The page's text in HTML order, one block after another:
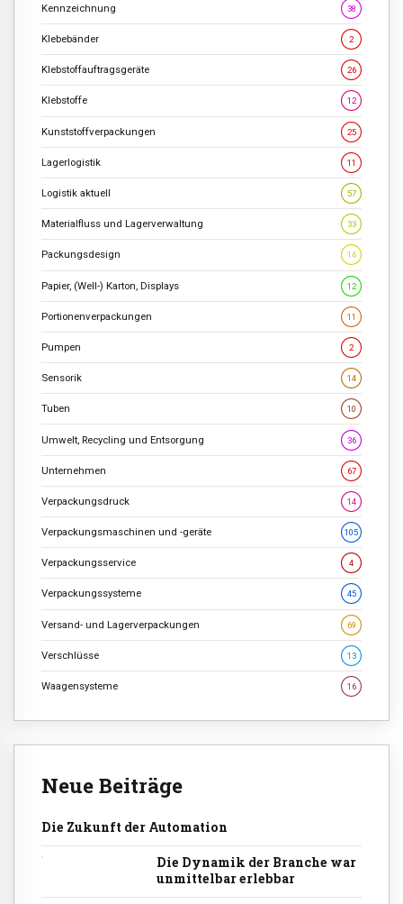
Kennzeichnung 38
Klebebänder 2
Klebstoffauftragsgeräte 26
Klebstoffe 12
Kunststoffverpackungen 25
Lagerlogistik 11
Logistik aktuell 57
Materialfluss und Lagerverwaltung 33
Packungsdesign 16
Papier, (Well-) Karton, Displays 12
Portionenverpackungen 11
Pumpen 2
Sensorik 14
Tuben 10
Umwelt, Recycling und Entsorgung 36
Unternehmen 67
Verpackungsdruck 14
Verpackungsmaschinen und -geräte 105
Verpackungsservice 4
Verpackungssysteme 45
Versand- und Lagerverpackungen 69
Verschlüsse 13
Waagensysteme 16
Neue Beiträge
Die Zukunft der Automation
Die Dynamik der Branche war
unmittelbar erlebbar